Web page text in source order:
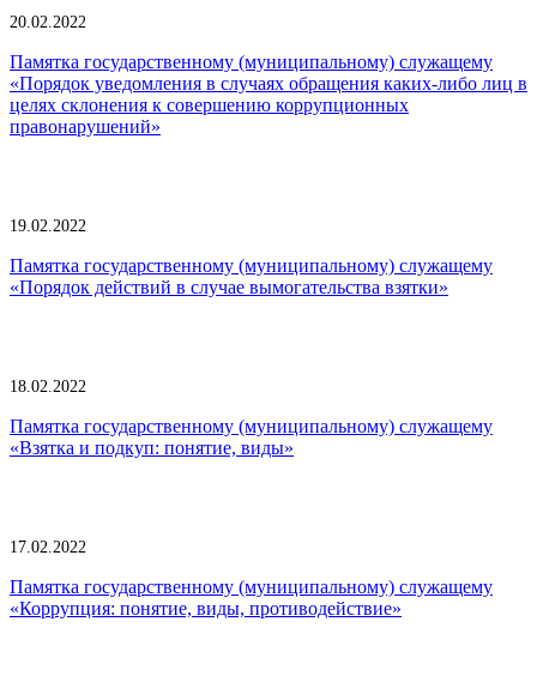
20.02.2022
Памятка государственному (муниципальному) служащему
«Порядок уведомления в случаях обращения каких-либо лиц в
целях склонения к совершению коррупционных
правонарушений»
19.02.2022
Памятка государственному (муниципальному) служащему
«Порядок действий в случае вымогательства взятки»
18.02.2022
Памятка государственному (муниципальному) служащему
«Взятка и подкуп: понятие, виды»
17.02.2022
Памятка государственному (муниципальному) служащему
«Коррупция: понятие, виды, противодействие»